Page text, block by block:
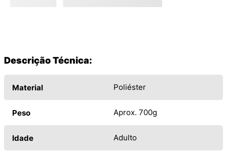
Descrição Técnica:
Material Poliéster
Peso Aprox. 700g
Idade Adulto